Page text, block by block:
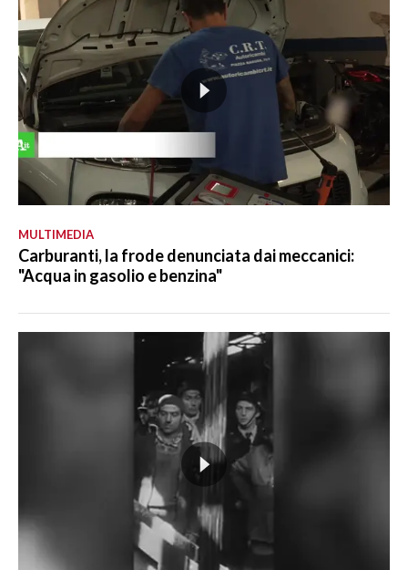
MULTIMEDIA
Carburanti, la frode denunciata dai meccanici:
"Acqua in gasolio e benzina"